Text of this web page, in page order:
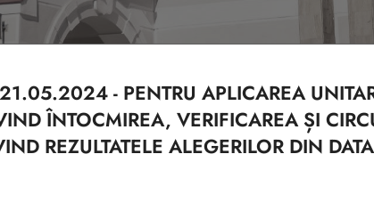
- PENTRU APLICAREA
ÎNTOCMIREA, VERIFICAREA ȘI
REZULTATELE ALEGERILOR DIN